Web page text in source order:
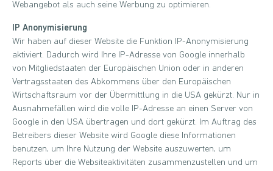
Webangebot als auch seine Werbung zu optimieren.
IP Anonymisierung
Wir haben auf dieser Website die Funktion IP-Anonymisierung
aktiviert. Dadurch wird Ihre IP-Adresse von Google innerhalb
von Mitgliedstaaten der Europäischen Union oder in anderen
Vertragsstaaten des Abkommens über den Europäischen
Wirtschaftsraum vor der Übermittlung in die USA gekürzt. Nur in
Ausnahmefällen wird die volle IP-Adresse an einen Server von
Google in den USA übertragen und dort gekürzt. Im Auftrag des
Betreibers dieser Website wird Google diese Informationen
benutzen, um Ihre Nutzung der Website auszuwerten, um
Reports über die Websiteaktivitäten zusammenzustellen und um